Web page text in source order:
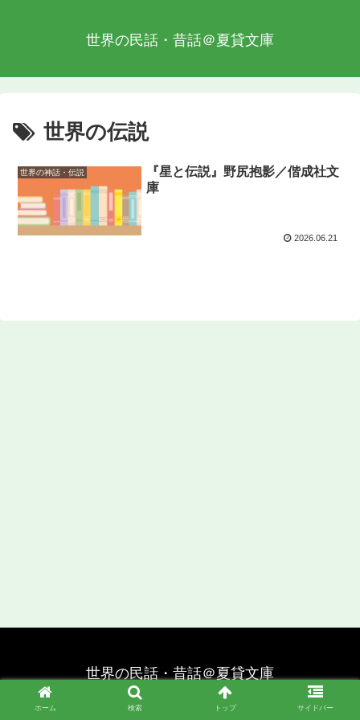
世界の民話・昔話＠夏貸文庫
世界の伝説
世界の神話・伝説
『星と伝説』野尻抱影／偕成社文
庫
2026.06.21
世界の民話・昔話＠夏貸文庫
© 2019 世界の民話・昔話＠夏貸文庫.
ホーム 検索 トップ サイドバー